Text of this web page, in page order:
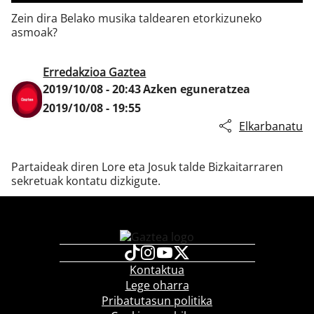
Zein dira Belako musika taldearen etorkizuneko
asmoak?
Erredakzioa Gaztea
2019/10/08 - 20:43Azken eguneratzea
2019/10/08 - 19:55
Elkarbanatu
Partaideak diren Lore eta Josuk talde Bizkaitarraren
sekretuak kontatu dizkigute.
Kontaktua
Lege oharra
Pribatutasun politika